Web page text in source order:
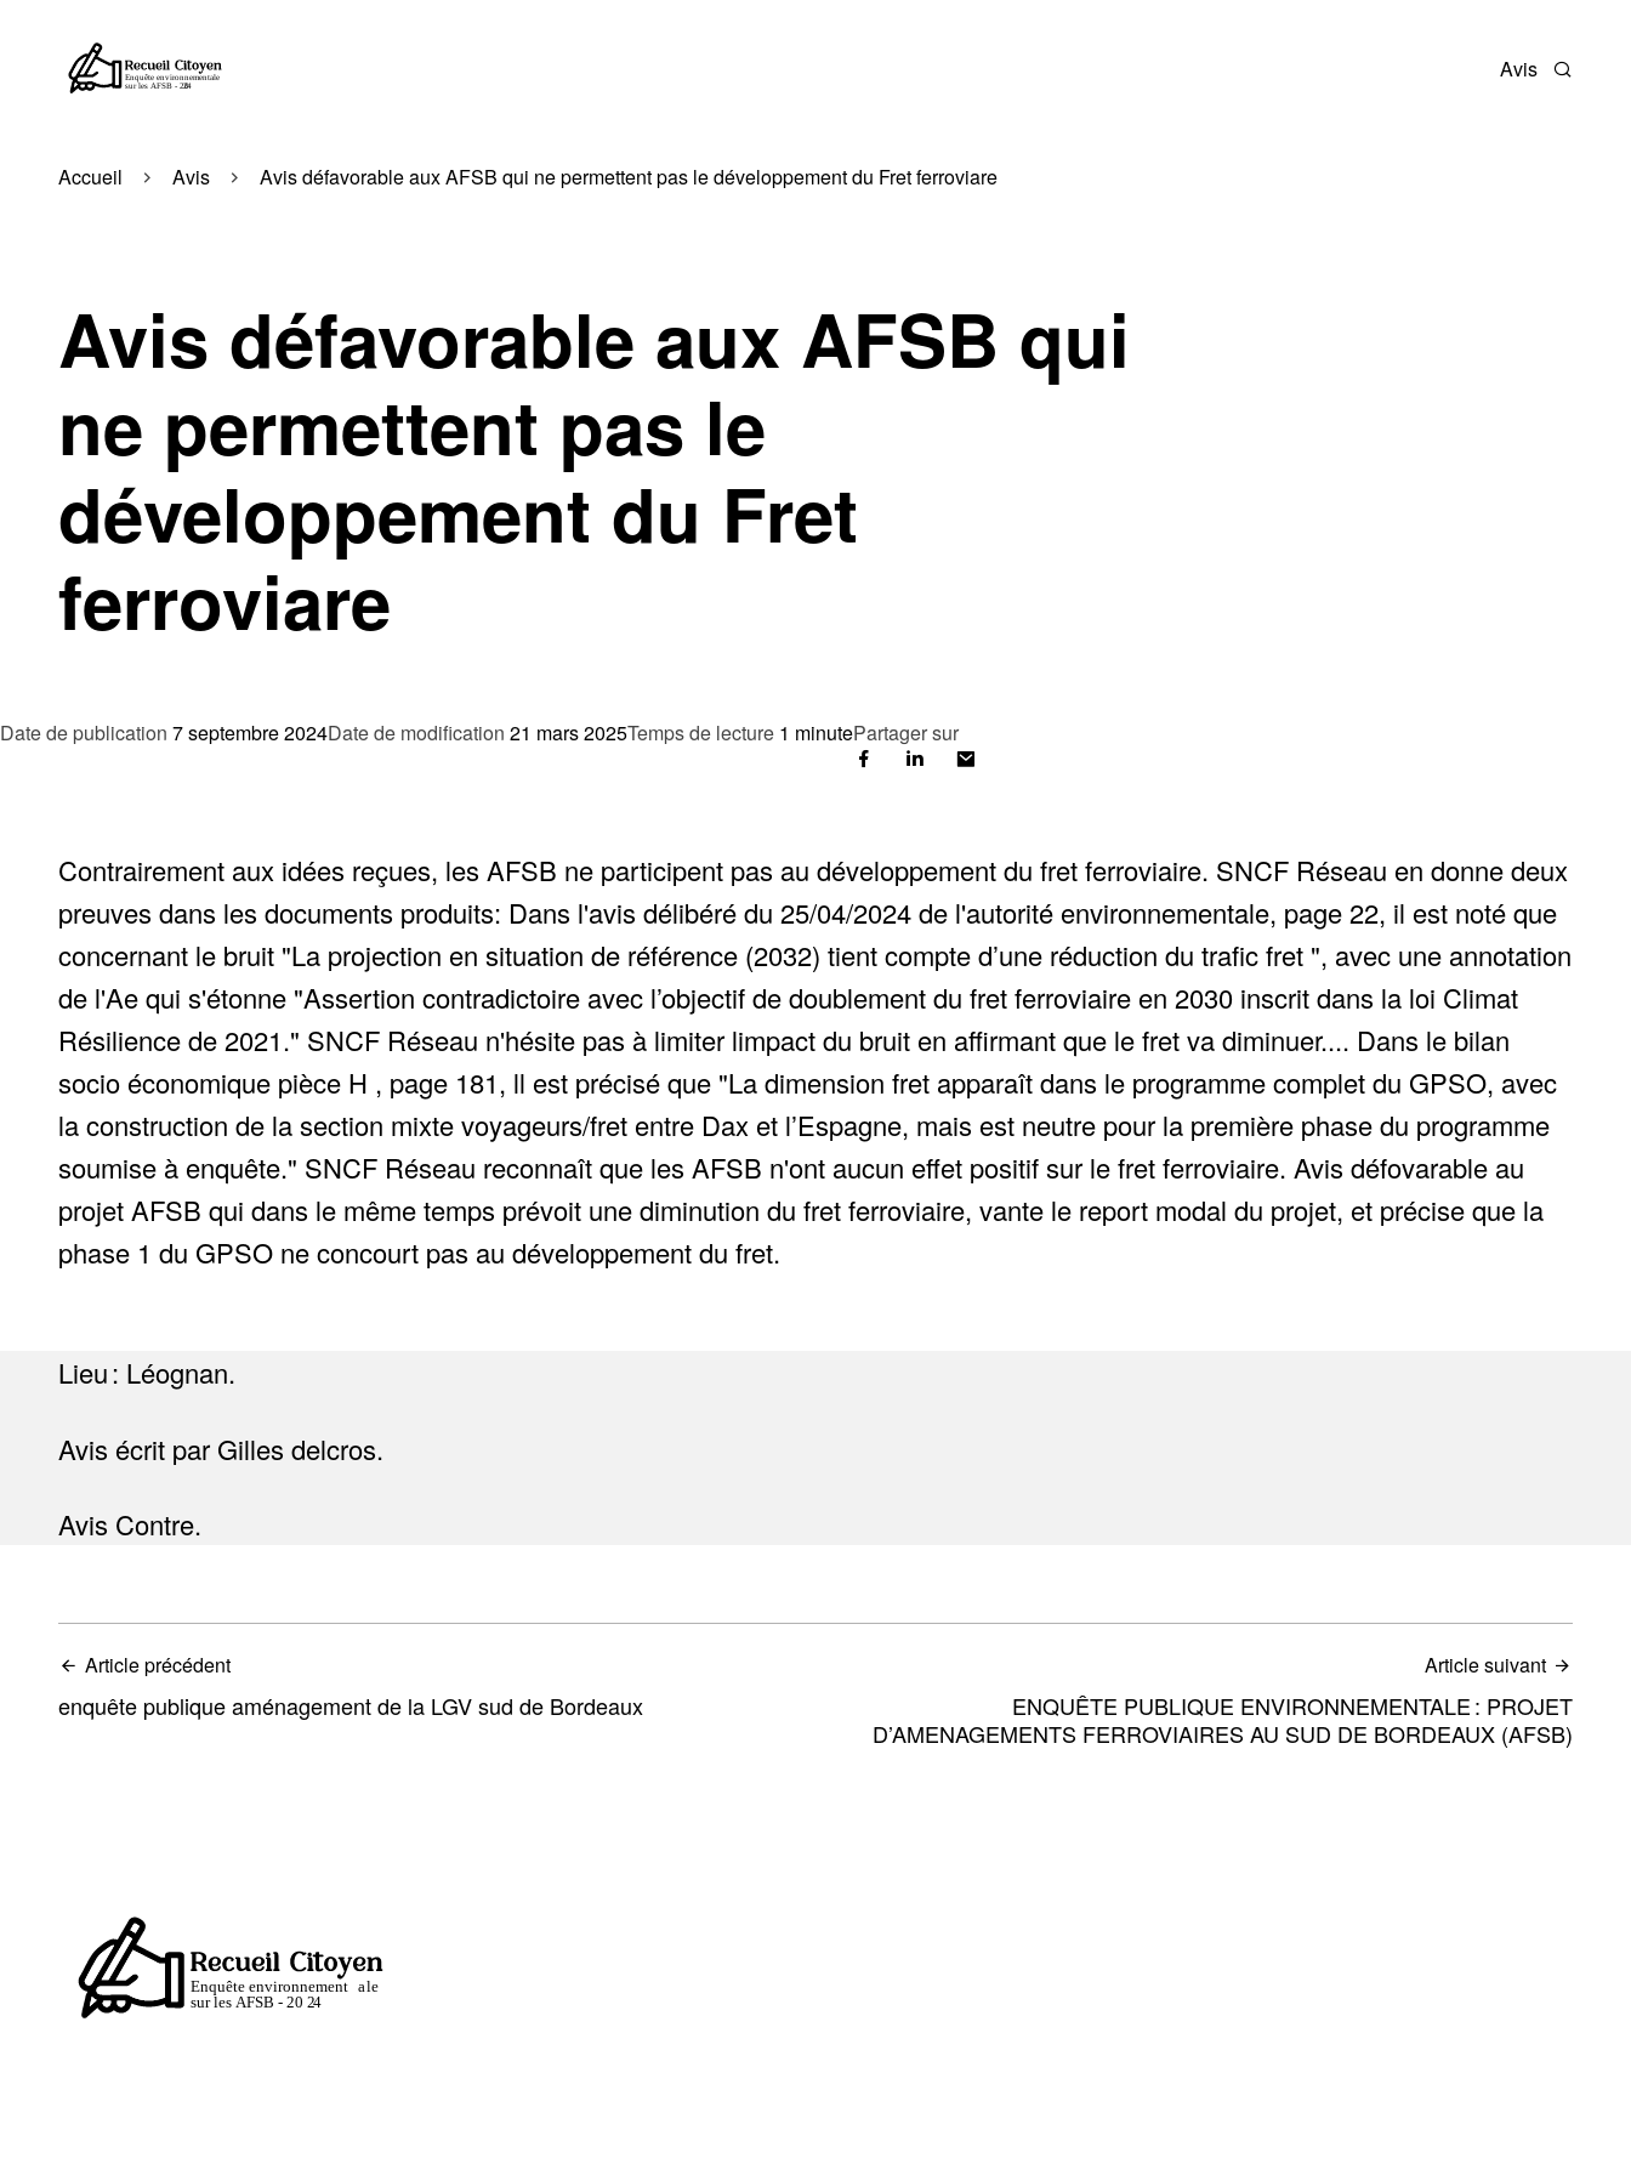
Avis
Accueil Avis Avis défavorable aux AFSB qui ne permettent pas le développement du Fret ferroviare
Avis défavorable aux AFSB qui
ne permettent pas le
développement du Fret
ferroviare
Date de publication 7 septembre 2024Date de modification 21 mars 2025Temps de lecture 1 minutePartager sur
Contrairement aux idées reçues, les AFSB ne participent pas au développement du fret ferroviaire. SNCF Réseau en donne deux
preuves dans les documents produits: Dans l'avis délibéré du 25/04/2024 de l'autorité environnementale, page 22, il est noté que
concernant le bruit "La projection en situation de référence (2032) tient compte d’une réduction du trafic fret ", avec une annotation
de l'Ae qui s'étonne "Assertion contradictoire avec l’objectif de doublement du fret ferroviaire en 2030 inscrit dans la loi Climat
Résilience de 2021." SNCF Réseau n'hésite pas à limiter limpact du bruit en affirmant que le fret va diminuer.... Dans le bilan
socio économique pièce H , page 181, ll est précisé que "La dimension fret apparaît dans le programme complet du GPSO, avec
la construction de la section mixte voyageurs/fret entre Dax et l’Espagne, mais est neutre pour la première phase du programme
soumise à enquête." SNCF Réseau reconnaît que les AFSB n'ont aucun effet positif sur le fret ferroviaire. Avis défovarable au
projet AFSB qui dans le même temps prévoit une diminution du fret ferroviaire, vante le report modal du projet, et précise que la
phase 1 du GPSO ne concourt pas au développement du fret.
Lieu : Léognan.
Avis écrit par Gilles delcros.
Avis Contre.
Article précédent
enquête publique aménagement de la LGV sud de Bordeaux
Article suivant
ENQUÊTE PUBLIQUE ENVIRONNEMENTALE : PROJET
D’AMENAGEMENTS FERROVIAIRES AU SUD DE BORDEAUX (AFSB)